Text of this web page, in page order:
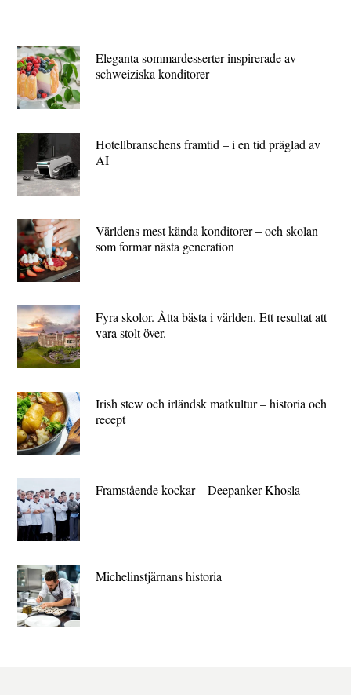
Eleganta sommardesserter inspirerade av
schweiziska konditorer
Hotellbranschens framtid – i en tid präglad av
AI
Världens mest kända konditorer – och skolan
som formar nästa generation
Fyra skolor. Åtta bästa i världen. Ett resultat att
vara stolt över.
Irish stew och irländsk matkultur – historia och
recept
Framstående kockar – Deepanker Khosla
Michelin­stjärnans historia